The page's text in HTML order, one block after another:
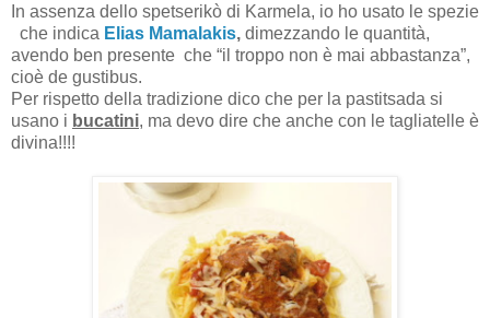
In assenza dello spetserikò di Karmela, io ho usato le spezie
che indica Elias Mamalakis, dimezzando le quantità,
avendo ben presente che “il troppo non è mai abbastanza”,
cioè de gustibus.
Per rispetto della tradizione dico che per la pastitsada si
usano i bucatini, ma devo dire che anche con le tagliatelle è
divina!!!!